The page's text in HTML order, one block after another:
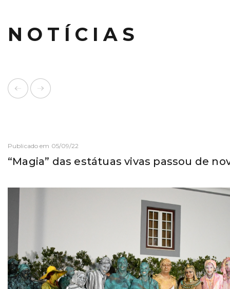
NOTÍCIAS
Publicado em 05/09/22
“Magia” das estátuas vivas passou de